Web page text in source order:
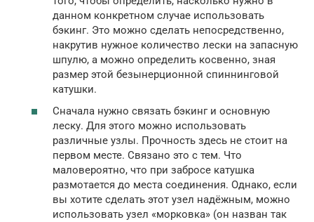
данном конкретном случае использовать
бэкинг. Это можно сделать непосредственно,
накрутив нужное количество лески на запасную
шпулю, а можно определить косвенно, зная
размер этой безынерционной спиннинговой
катушки.
Сначала нужно связать бэкинг и основную
леску. Для этого можно использовать
различные узлы. Прочность здесь не стоит на
первом месте. Связано это с тем. Что
маловероятно, что при забросе катушка
размотается до места соединения. Однако, если
вы хотите сделать этот узел надёжным, можно
использовать узел «морковка» (он назван так